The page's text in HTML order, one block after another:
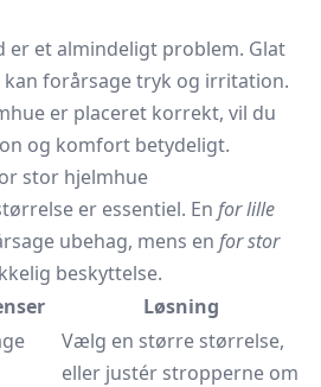
er et almindeligt problem. Glat
kan forårsage tryk og irritation.
er placeret korrekt, vil du
og komfort betydeligt.
stor hjelmhue
er essentiel. En for lille
ubehag, mens en for stor
beskyttelse.
Løsning
Vælg en større størrelse,
eller justér stropperne om